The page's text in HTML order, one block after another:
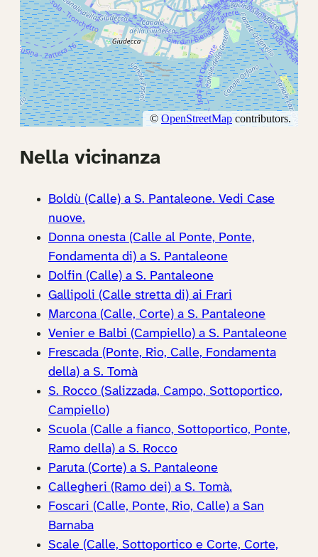
Nella vicinanza
Boldù (Calle) a S. Pantaleone. Vedi Case
nuove.
Donna onesta (Calle al Ponte, Ponte,
Fondamenta di) a S. Pantaleone
Dolfin (Calle) a S. Pantaleone
Gallipoli (Calle stretta di) ai Frari
Marcona (Calle, Corte) a S. Pantaleone
Venier e Balbi (Campiello) a S. Pantaleone
Frescada (Ponte, Rio, Calle, Fondamenta
della) a S. Tomà
S. Rocco (Salizzada, Campo, Sottoportico,
Campiello)
Scuola (Calle a fianco, Sottoportico, Ponte,
Ramo della) a S. Rocco
Paruta (Corte) a S. Pantaleone
Callegheri (Ramo dei) a S. Tomà.
Foscari (Calle, Ponte, Rio, Calle) a San
Barnaba
Scale (Calle, Sottoportico e Corte, Corte,